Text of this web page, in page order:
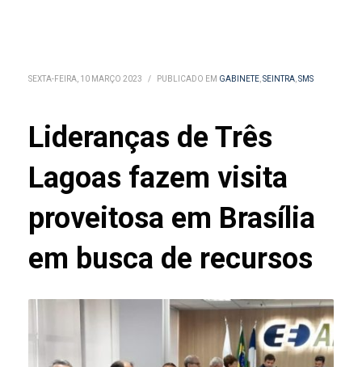
SEXTA-FEIRA, 10 MARÇO 2023 / PUBLICADO EM GABINETE,SEINTRA,SMS
Lideranças de Três
Lagoas fazem visita
proveitosa em Brasília
em busca de recursos